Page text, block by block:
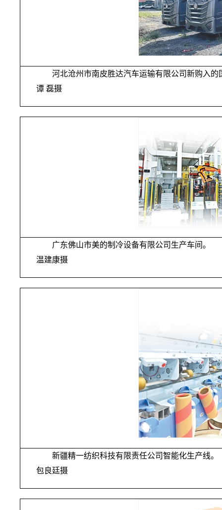
河北沧州市南皮胜达汽车运输有限公司新购入的
谭 磊摄
广东佛山市美的制冷设备有限公司生产车间。
温建康摄
新疆精一纺织科技有限责任公司智能化生产线。
包良廷摄